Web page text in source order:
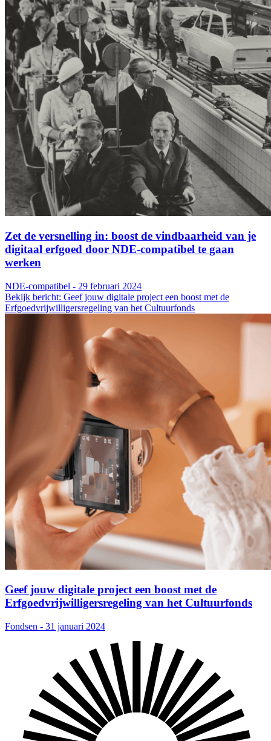
Zet de versnelling in: boost de vindbaarheid van je
digitaal erfgoed door NDE-compatibel te gaan
werken
NDE-compatibel - 29 februari 2024
Bekijk bericht: Geef jouw digitale project een boost met de
Erfgoedvrijwilligersregeling van het Cultuurfonds
Geef jouw digitale project een boost met de
Erfgoedvrijwilligersregeling van het Cultuurfonds
Fondsen - 31 januari 2024